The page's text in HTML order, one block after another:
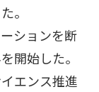
。
ションを断
開始した。
エンス推進